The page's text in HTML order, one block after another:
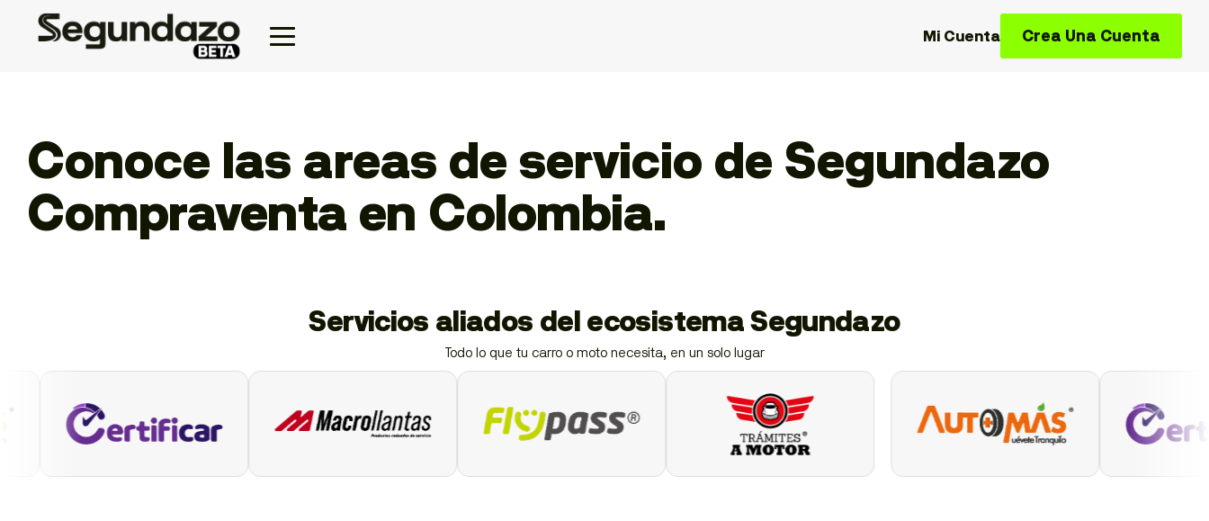
Mi Cuenta Crea Una Cuenta
Conoce las areas de servicio de Segundazo
Compraventa en Colombia.
Servicios aliados del ecosistema Segundazo
Todo lo que tu carro o moto necesita, en un solo lugar